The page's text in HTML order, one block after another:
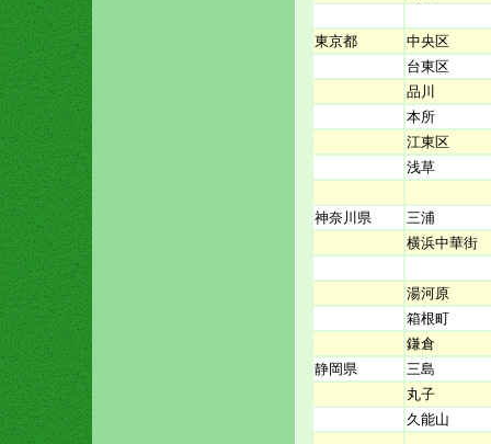
東京都
中央区
台東区
品川
本所
江東区
浅草
神奈川県
三浦
横浜中華街
湯河原
箱根町
鎌倉
静岡県
三島
丸子
久能山